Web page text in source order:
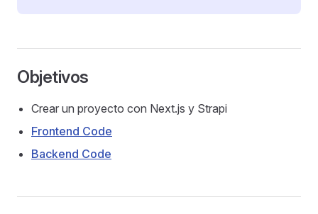
Objetivos
Crear un proyecto con Next.js y Strapi
Frontend Code
Backend Code